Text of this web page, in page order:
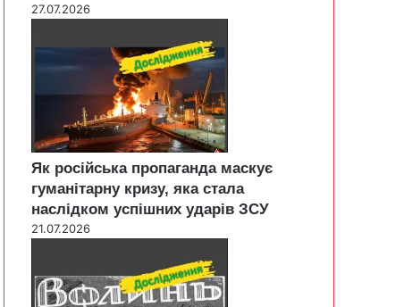
27.07.2026
Як російська пропаганда маскує
гуманітарну кризу, яка стала
наслідком успішних ударів ЗСУ
21.07.2026